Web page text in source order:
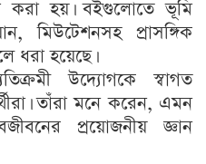
হয়। বইগুলোতে ভূমি
মিউটেশনসহ প্রাসঙ্গিক
ধরা হয়েছে।
উদ্যোগকে স্বাগত
তাঁরা মনে করেন, এমন
প্রয়োজনীয় জ্ঞান